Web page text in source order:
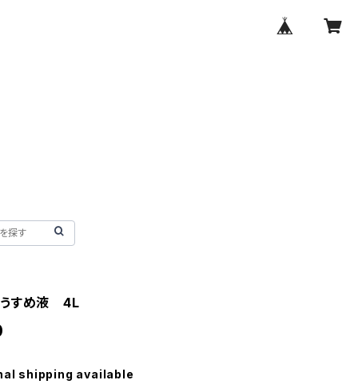
すめ液 4L
shipping available